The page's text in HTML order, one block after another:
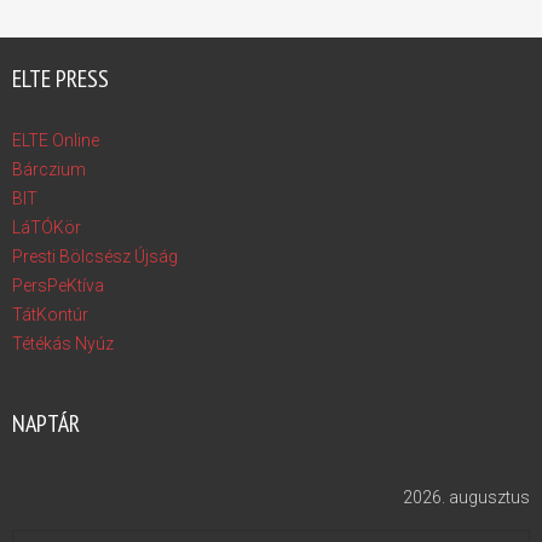
ELTE PRESS
ELTE Online
Bárczium
BIT
LáTÓKör
Presti Bölcsész Újság
PersPeKtíva
TátKontúr
Tétékás Nyúz
NAPTÁR
2026. augusztus